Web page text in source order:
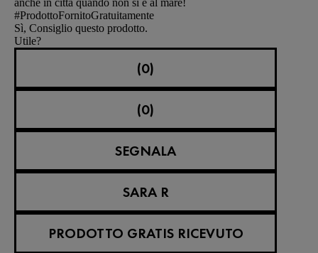
anche in città quando non si è al mare!
#ProdottoFornitoGratuitamente
Sì, Consiglio questo prodotto.
Utile?
(0)
(0)
SEGNALA
SARA R
PRODOTTO GRATIS RICEVUTO